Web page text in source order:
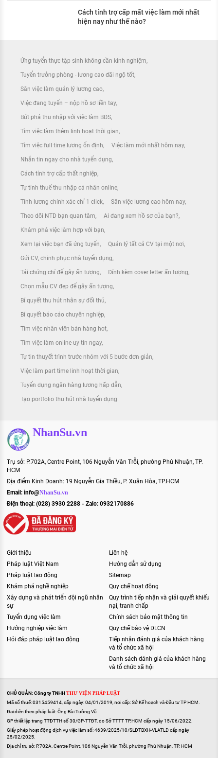
Cách tính trợ cấp mất việc làm mới nhất
hiện nay như thế nào?
Ứng tuyển thực tập sinh không cần kinh nghiệm
Tuyển trưởng phòng - lương cao đãi ngộ tốt
Săn việc làm quản lý lương cao
Việc đang tuyển – nộp hồ sơ liền tay
Bứt phá thu nhập với việc làm BĐS
Tìm việc làm thêm linh hoạt thời gian
Tìm việc full time lương ổn định Việc làm mới nhất hôm nay
Nhắn tin ngay cho nhà tuyển dụng
Cách tính trợ cấp thất nghiệp
Tự tính thuế thu nhập cá nhân online
Tính lương chính xác chỉ 1 click Săn việc lương cao hôm nay
Theo dõi NTD bạn quan tâm Ai đang xem hồ sơ của bạn?
Khám phá việc làm hợp với bạn
Xem lại việc bạn đã ứng tuyển Quản lý tất cả CV tại một nơi
Gửi CV, chinh phục nhà tuyển dụng
Tải chứng chỉ để gây ấn tượng Đính kèm cover letter ấn tượng
Chọn mẫu CV đẹp để gây ấn tượng
Bí quyết thu hút nhân sự đối thủ
Bí quyết báo cáo chuyên nghiệp
Tìm việc nhân viên bán hàng hot
Tìm việc làm online uy tín ngay
Tự tin thuyết trình trước nhóm với 5 bước đơn giản
Việc làm part time linh hoạt thời gian
Tuyển dụng ngân hàng lương hấp dẫn
Tạo portfolio thu hút nhà tuyển dụng
NhanSu.vn
Trụ sở: P.702A, Centre Point, 106 Nguyễn Văn Trỗi, phường Phú Nhuận, TP.
HCM
Địa điểm Kinh Doanh: 19 Nguyễn Gia Thiều, P. Xuân Hòa, TP.HCM
Email: info@NhanSu.vn
Điện thoại: (028) 3930 2288 - Zalo: 0932170886
Giới thiệu
Pháp luật Việt Nam
Pháp luật lao động
Khám phá nghề nghiệp
Xây dựng và phát triển đội ngũ nhân
sự
Tuyển dụng việc làm
Hướng nghiệp việc làm
Hỏi đáp pháp luật lao động
Liên hệ
Hướng dẫn sử dụng
Sitemap
Quy chế hoạt động
Quy trình tiếp nhận và giải quyết khiếu
nại, tranh chấp
Chính sách bảo mật thông tin
Quy chế bảo vệ DLCN
Tiếp nhận đánh giá của khách hàng
và tổ chức xã hội
Danh sách đánh giá của khách hàng
và tổ chức xã hội
CHỦ QUẢN: Công ty TNHHTHƯ VIỆN PHÁP LUẬT
Mã số thuế: 0315459414, cấp ngày: 04/01/2019, nơi cấp: Sở Kế hoạch và Đầu tư TP HCM.
Đại diện theo pháp luật: Ông Bùi Tường Vũ
GP thiết lập trang TTĐTTH số 30/GP-TTĐT, do Sở TTTT TP.HCM cấp ngày 15/06/2022.
Giấy phép hoạt động dịch vụ việc làm số: 4639/2025/10/SLĐTBXH-VLATLĐ cấp ngày
25/02/2025.
Địa chỉ trụ sở: P.702A, Centre Point, 106 Nguyễn Văn Trỗi, phường Phú Nhuận, TP. HCM